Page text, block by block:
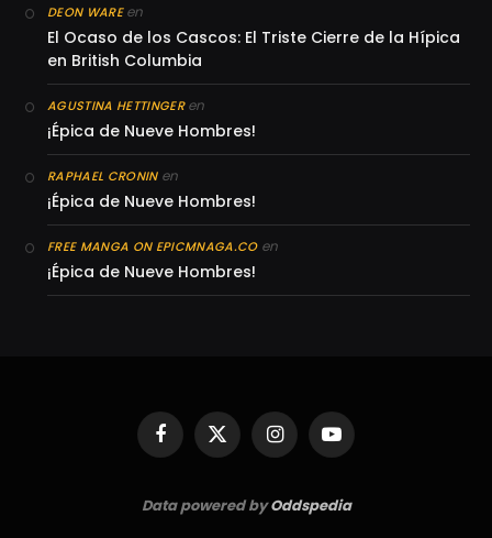
DEON WAREen
El Ocaso de los Cascos: El Triste Cierre de la Hípica
en British Columbia
AGUSTINA HETTINGERen
¡Épica de Nueve Hombres!
RAPHAEL CRONINen
¡Épica de Nueve Hombres!
FREE MANGA ON EPICMNAGA.COen
¡Épica de Nueve Hombres!
Facebook
X
(Twitter)
InstagramYouTube
Data powered byOddspedia